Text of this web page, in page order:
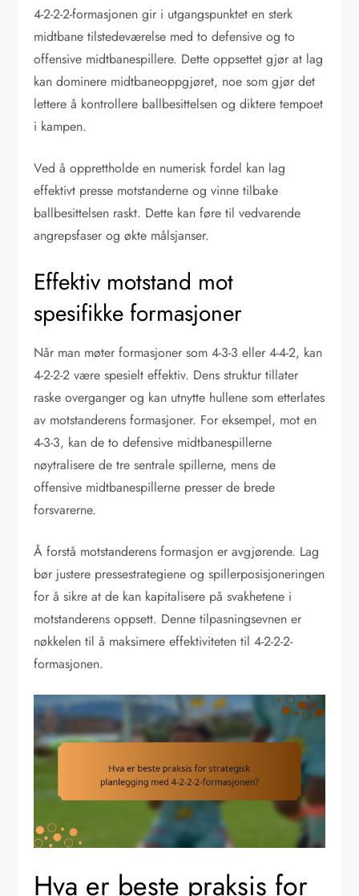
4-2-2-2-formasjonen gir i utgangspunktet en sterk
midtbane tilstedeværelse med to defensive og to
offensive midtbanespillere. Dette oppsettet gjør at lag
kan dominere midtbaneoppgjøret, noe som gjør det
lettere å kontrollere ballbesittelsen og diktere tempoet
i kampen.
Ved å opprettholde en numerisk fordel kan lag
effektivt presse motstanderne og vinne tilbake
ballbesittelsen raskt. Dette kan føre til vedvarende
angrepsfaser og økte målsjanser.
Effektiv motstand mot
spesifikke formasjoner
Når man møter formasjoner som 4-3-3 eller 4-4-2, kan
4-2-2-2 være spesielt effektiv. Dens struktur tillater
raske overganger og kan utnytte hullene som etterlates
av motstanderens formasjoner. For eksempel, mot en
4-3-3, kan de to defensive midtbanespillerne
nøytralisere de tre sentrale spillerne, mens de
offensive midtbanespillerne presser de brede
forsvarerne.
Å forstå motstanderens formasjon er avgjørende. Lag
bør justere pressestrategiene og spillerposisjoneringen
for å sikre at de kan kapitalisere på svakhetene i
motstanderens oppsett. Denne tilpasningsevnen er
nøkkelen til å maksimere effektiviteten til 4-2-2-2-
formasjonen.
Hva er beste praksis for